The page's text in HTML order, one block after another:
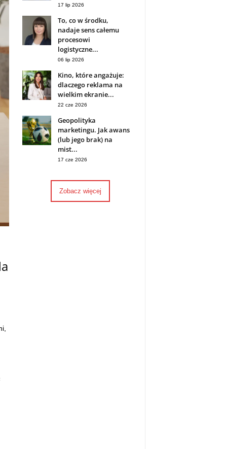
17 lip 2026
To, co w środku,
nadaje sens całemu
procesowi
logistyczne...
06 lip 2026
Kino, które angażuje:
dlaczego reklama na
wielkim ekranie...
22 cze 2026
Geopolityka
marketingu. Jak awans
(lub jego brak) na
mist...
17 cze 2026
Zobacz więcej